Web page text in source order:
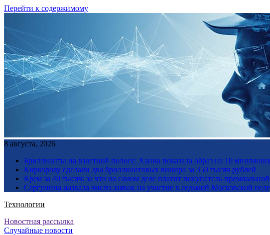
Перейти к содержимому
8 августа, 2026
Бриллианты на взлетной полосе: Ханна показала образ на 10
Киркорову сделали два бриллиантовых винира за 350 тысяч рублей
Крем за 40 тысяч: за что на самом деле платит покупатель
Сергунина назвала число заявок на участие в седьмой Московской
Технологии
Новостная рассылка
Случайные новости